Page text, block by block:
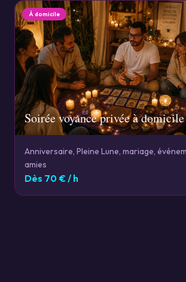
À domicile
Soirée voyance privée à domicile
Anniversaire, Pleine Lune, mariage,
amies
Dès 70 € / h